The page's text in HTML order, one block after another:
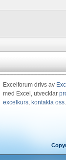
Excelforum drivs av
med Excel, utvecklar
excelkurs, kontakta oss.